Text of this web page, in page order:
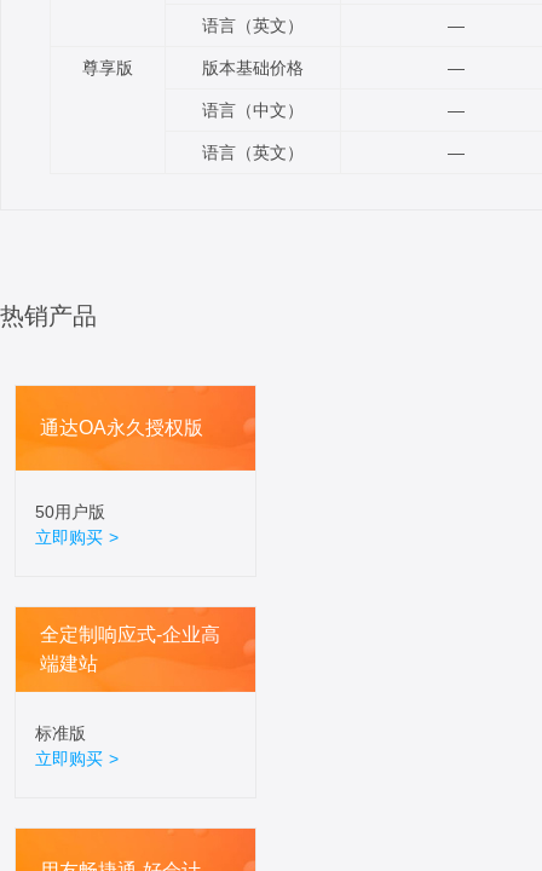
语言（英文） —
尊享版 版本基础价格 —
语言（中文） —
语言（英文） —
热销产品
通达OA永久授权版
50用户版
立即购买 >
全定制响应式-企业高
端建站
标准版
立即购买 >